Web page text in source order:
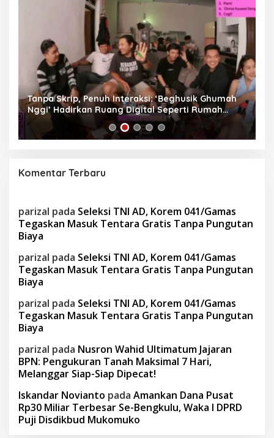
Tanpa Skrip, Penuh Interaksi: ‘Beghusik Ghumah
Nggi’ Hadirkan Ruang Digital Seperti Rumah
Sendiri
Komentar Terbaru
parizal pada Seleksi TNI AD, Korem 041/Gamas
Tegaskan Masuk Tentara Gratis Tanpa Pungutan
Biaya
parizal pada Seleksi TNI AD, Korem 041/Gamas
Tegaskan Masuk Tentara Gratis Tanpa Pungutan
Biaya
parizal pada Seleksi TNI AD, Korem 041/Gamas
Tegaskan Masuk Tentara Gratis Tanpa Pungutan
Biaya
parizal pada Nusron Wahid Ultimatum Jajaran
BPN: Pengukuran Tanah Maksimal 7 Hari,
Melanggar Siap-Siap Dipecat!
Iskandar Novianto pada Amankan Dana Pusat
Rp30 Miliar Terbesar Se-Bengkulu, Waka I DPRD
Puji Disdikbud Mukomuko